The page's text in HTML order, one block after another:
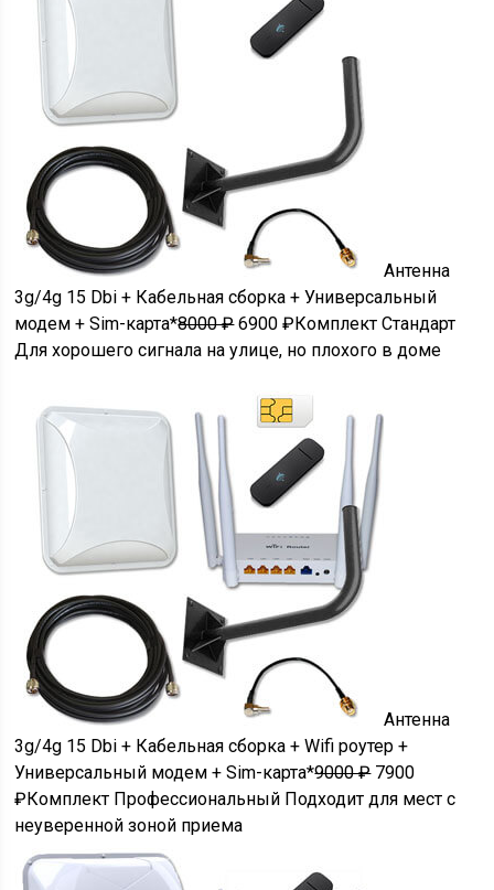
Антенна
3g/4g 15 Dbi + Кабельная сборка + Универсальный
модем + Sim-карта*8000 ₽6900 ₽Комплект Стандарт
Для хорошего сигнала на улице, но плохого в доме
Антенна
3g/4g 15 Dbi + Кабельная сборка + Wifi роутер +
Универсальный модем + Sim-карта*9000 ₽7900
₽Комплект Профессиональный Подходит для мест с
неуверенной зоной приема